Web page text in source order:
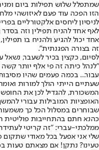
שמתפלל שלוש תפילות ביום
הזו הפכה עוד פעם לאיזושהי
לניסיון ליחסים אלקטורליים
לאף אחד להניח תפילין וזה
אחד יכול להגיע ולהניח בו
זה בצורה הפגנתית״.
לסיום, כקצין בכיר לשעבר, נשאל
״לנהל כיתה זה פי אלף יותר
עבור... בכמה פעמים שהיו
שעתיים הייתי הולך למורות
המשכורת, להגדיל לכן את
האופציות המובילות עבורי
שבוחרים במסלול הכל כך
כהנא חתם בהתחייבות
ממלכתי-עברי: ״זה קריטי
שלי אני אפעל בכל מאודי שתקום
טעינו? נתקן! אם מצאתם טעות